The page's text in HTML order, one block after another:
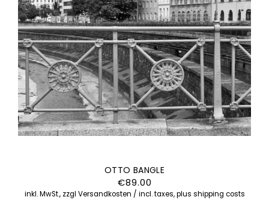
OTTO BANGLE
€89.00
inkl. MwSt., zzgl Versandkosten / incl. taxes, plus shipping costs